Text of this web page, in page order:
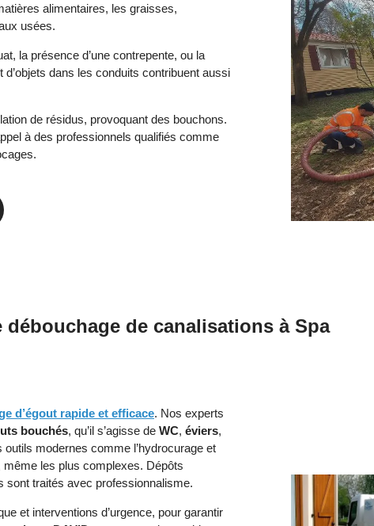
alimentaires, les graisses,
usées.
la présence d’une contrepente, ou la
dans les conduits contribuent aussi
de résidus, provoquant des bouchons.
à des professionnels qualifiés comme
de canalisations à Spa
d’égout rapide et efficace. Nos experts
bouchés, qu’il s’agisse de WC, éviers,
outils modernes comme l’hydrocurage et
les plus complexes. Dépôts
sont traités avec professionnalisme.
et interventions d’urgence, pour garantir